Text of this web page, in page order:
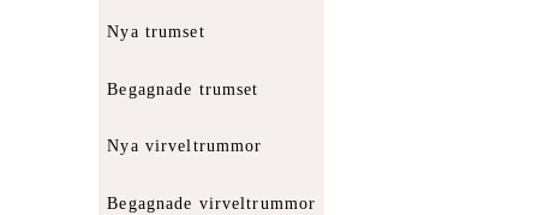
Nya trumset
Begagnade trumset
Nya virveltrummor
Begagnade virveltrummor